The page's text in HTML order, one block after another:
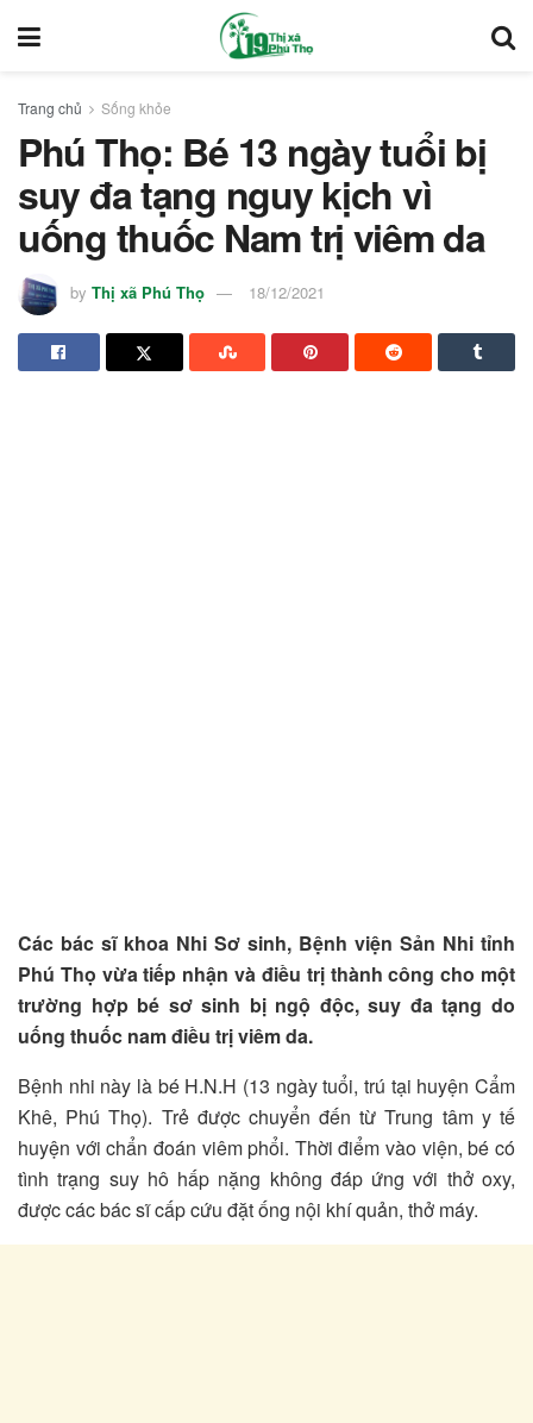
Trang chủ Sống khỏe
Phú Thọ: Bé 13 ngày tuổi bị
suy đa tạng nguy kịch vì
uống thuốc Nam trị viêm da
by Thị xã Phú Thọ 18/12/2021
Các bác sĩ khoa Nhi Sơ sinh, Bệnh viện Sản Nhi tỉnh
Phú Thọ vừa tiếp nhận và điều trị thành công cho một
trường hợp bé sơ sinh bị ngộ độc, suy đa tạng do
uống thuốc nam điều trị viêm da.
Bệnh nhi này là bé H.N.H (13 ngày tuổi, trú tại huyện Cẩm
Khê, Phú Thọ). Trẻ được chuyển đến từ Trung tâm y tế
huyện với chẩn đoán viêm phổi. Thời điểm vào viện, bé có
tình trạng suy hô hấp nặng không đáp ứng với thở oxy,
được các bác sĩ cấp cứu đặt ống nội khí quản, thở máy.